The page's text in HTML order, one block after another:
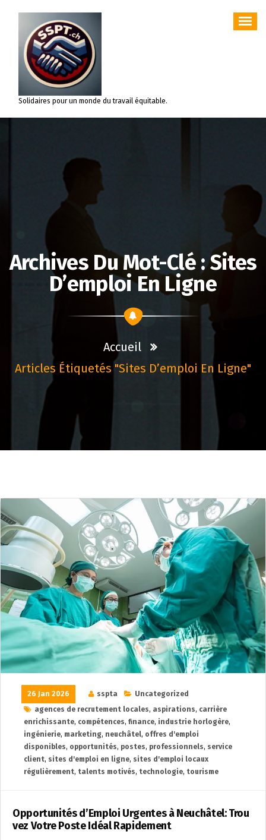
contenu
Solidaires pour un monde du travail équitable.
Archives Du Mot-Clé : Sites
D’emploi En Ligne
Accueil
Articles Étiquetés "sites D’emploi En Ligne"
26 Jan 2026 sspta
Uncategorized
agences de recrutement locales, aspirations, carrière
enrichissante, compétences, finance, industrie horlogère,
ingénierie, marketing, neuchâtel, offres d'emploi
disponibles, opportunités, postes, professionnels, service
client, sites d'emploi en ligne, sites d'emploi locaux
régulièrement, talents motivés, technologie, tourisme
Opportunités d’Emploi Urgentes à Neuchâtel: Trou
vez Votre Poste Idéal Rapidement